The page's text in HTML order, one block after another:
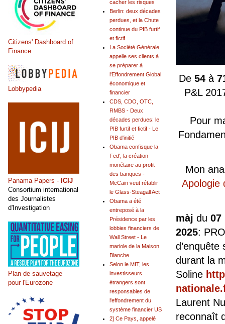
De 54 à
P&L
Pour
Mon
Apologie
màj du 07
2025:
durant la
Soline
Laurent
reconnaît
cacher les risques
Berlin: deux décades
perdues, et la Chute
continue du PIB furtif
et fictif
La Société Générale
appelle ses clients à
se préparer à
l'Effondrement Global
économique et
financier
CDS, CDO, OTC,
RMBS - Deux
décades perdues: le
PIB furtif et fictif - Le
PIB d'initié
Obama confisque la
Fed', la création
monétaire au profit
des banques -
McCain veut rétablir
le Glass-Steagall Act
Obama a été
entreposé à la
Présidence par les
lobbies financiers de
Wall Street - Le
mariole de la Maison
Blanche
Selon le MIT, les
investisseurs
étrangers sont
responsables de
l'effondrement du
système financier US
2] Ce Pays, appelé
Citizens' Dashboard of
Finance
Lobbypedia
Panama Papers - ICIJ
Consortium international
des Journalistes
d'Investigation
Plan de sauvetage
pour l'Eurozone